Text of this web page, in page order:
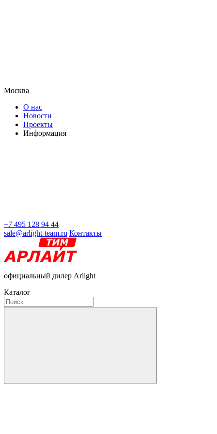
Москва
О нас
Новости
Проекты
Информация
+7 495 128 94 44
sale@arlight-team.ru Контакты
официальный дилер Arlight
Каталог